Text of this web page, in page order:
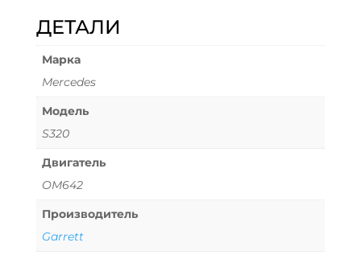
ДЕТАЛИ
Марка
Mercedes
Модель
S320
Двигатель
OM642
Производитель
Garrett